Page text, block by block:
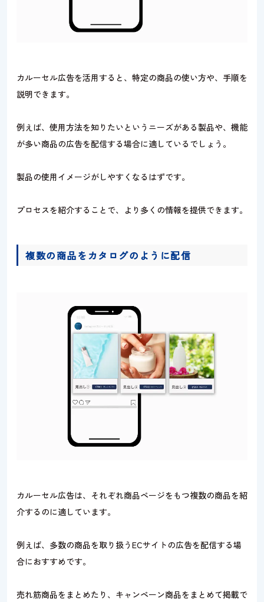
カルーセル広告を活用すると、特定の商品の使い方や、手順を
説明できます。
例えば、使用方法を知りたいというニーズがある製品や、機能
が多い商品の広告を配信する場合に適しているでしょう。
製品の使用イメージがしやすくなるはずです。
プロセスを紹介することで、より多くの情報を提供できます。
複数の商品をカタログのように配信
カルーセル広告は、それぞれ商品ページをもつ複数の商品を紹
介するのに適しています。
例えば、多数の商品を取り扱うECサイトの広告を配信する場
合におすすめです。
売れ筋商品をまとめたり、キャンペーン商品をまとめて掲載で